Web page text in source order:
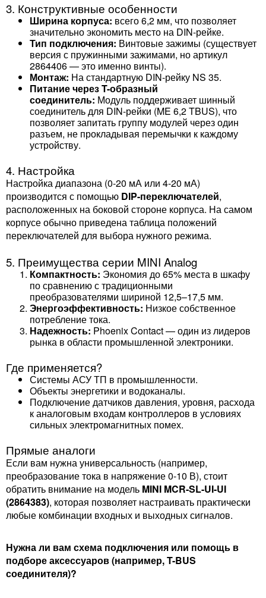
3. Конструктивные особенности
Ширина корпуса: всего 6,2 мм, что позволяет
значительно экономить место на DIN-рейке.
Тип подключения: Винтовые зажимы (существует
версия с пружинными зажимами, но артикул
2864406 — это именно винты).
Монтаж: На стандартную DIN-рейку NS 35.
Питание через T-образный
соединитель: Модуль поддерживает шинный
соединитель для DIN-рейки (ME 6,2 TBUS), что
позволяет запитать группу модулей через один
разъем, не прокладывая перемычки к каждому
устройству.
4. Настройка
Настройка диапазона (0-20 мА или 4-20 мА)
производится с помощью DIP-переключателей,
расположенных на боковой стороне корпуса. На самом
корпусе обычно приведена таблица положений
переключателей для выбора нужного режима.
5. Преимущества серии MINI Analog
Компактность: Экономия до 65% места в шкафу
по сравнению с традиционными
преобразователями шириной 12,5–17,5 мм.
Энергоэффективность: Низкое собственное
потребление тока.
Надежность: Phoenix Contact — один из лидеров
рынка в области промышленной электроники.
Где применяется?
Системы АСУ ТП в промышленности.
Объекты энергетики и водоканалы.
Подключение датчиков давления, уровня, расхода
к аналоговым входам контроллеров в условиях
сильных электромагнитных помех.
Прямые аналоги
Если вам нужна универсальность (например,
преобразование тока в напряжение 0-10 В), стоит
обратить внимание на модель MINI MCR-SL-UI-UI
(2864383), которая позволяет настраивать практически
любые комбинации входных и выходных сигналов.
Нужна ли вам схема подключения или помощь в
подборе аксессуаров (например, T-BUS
соединителя)?